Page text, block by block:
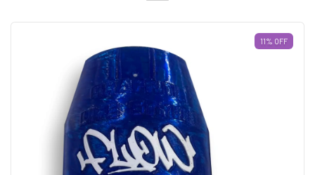
11% OFF